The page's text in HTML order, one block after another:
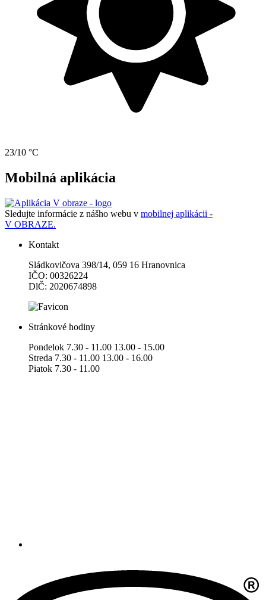
23/10 °C
Mobilná aplikácia
Sledujte informácie z nášho webu v mobilnej aplikácii -
V OBRAZE.
Kontakt
Sládkovičova 398/14, 059 16 Hranovnica
IČO: 00326224
DlČ: 2020674898
Stránkové hodiny
Pondelok 7.30 - 11.00 13.00 - 15.00
Streda 7.30 - 11.00 13.00 - 16.00
Piatok 7.30 - 11.00